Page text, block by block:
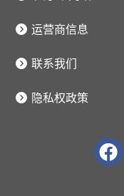
运营商信息
联系我们
隐私权政策